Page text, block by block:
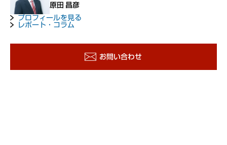
原田 昌彦
プロフィールを見る
レポート・コラム
お問い合わせ